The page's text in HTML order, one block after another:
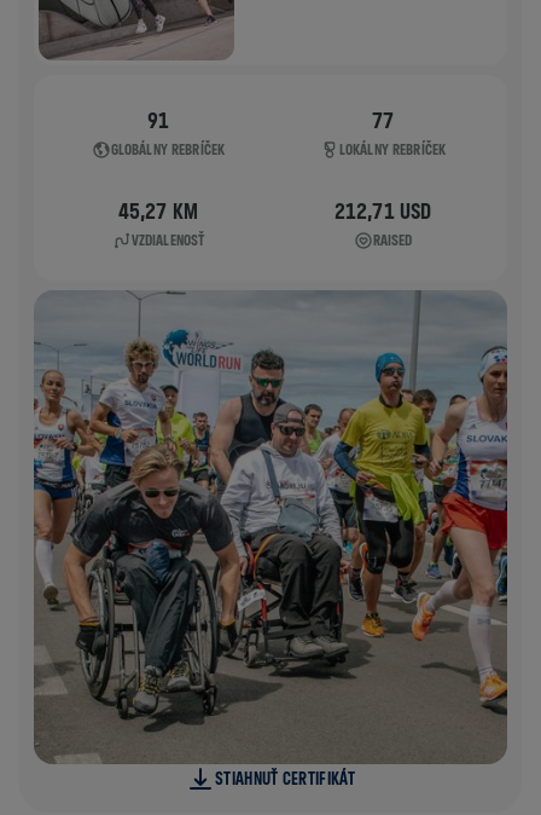
91
GLOBÁLNY REBRÍČEK
77
LOKÁLNY REBRÍČEK
45,27 KM
VZDIALENOSŤ
212,71 USD
RAISED
STIAHNUŤ CERTIFIKÁT